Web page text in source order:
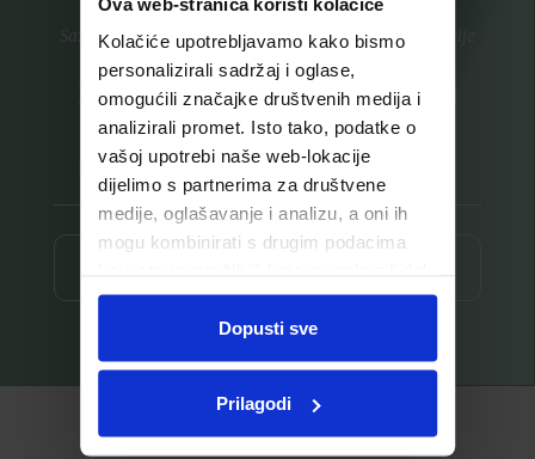
Kolačiće upotrebljavamo kako bismo
personalizirali sadržaj i oglase,
omogućili značajke društvenih medija i
analizirali promet. Isto tako, podatke o
vašoj upotrebi naše web-lokacije
dijelimo s partnerima za društvene
medije, oglašavanje i analizu, a oni ih
mogu kombinirati s drugim podacima
ste upotrebljavali njihove usluge.
Dopusti sve
Prilagodi
Saznajte prvi za nove proizvode i ekskluzivne promocije
Prijavite se na listu za novosti